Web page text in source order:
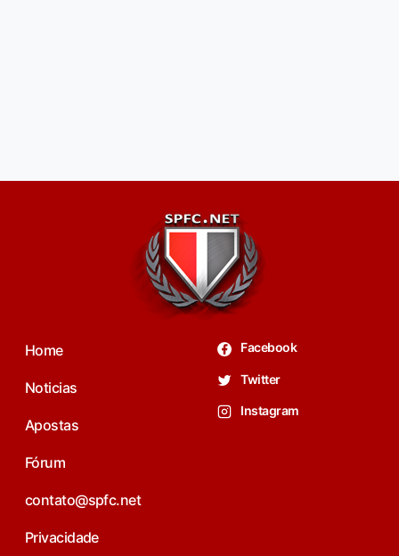
Home
Noticias
Apostas
Fórum
contato@spfc.net
Privacidade
Facebook
Twitter
Instagram